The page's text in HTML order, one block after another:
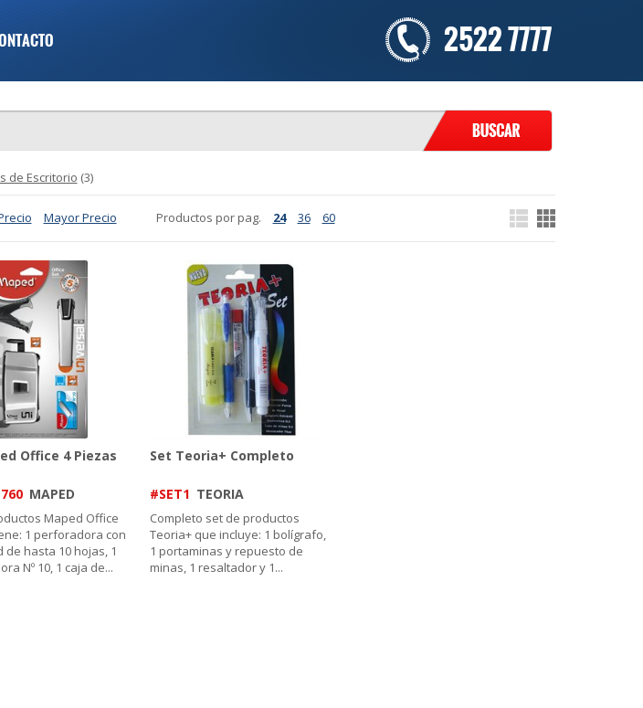
2522 7777
de Escritorio (3)
Mayor Precio Productos por pag. 24 36 60
Office 4 Piezas
MAPED
Maped Office
1 perforadora con
de hasta 10 hojas, 1
Nº 10, 1 caja de...
Set Teoria+ Completo
#SET1 TEORIA
Completo set de productos
Teoria+ que incluye: 1 bolígrafo,
1 portaminas y repuesto de
minas, 1 resaltador y 1...